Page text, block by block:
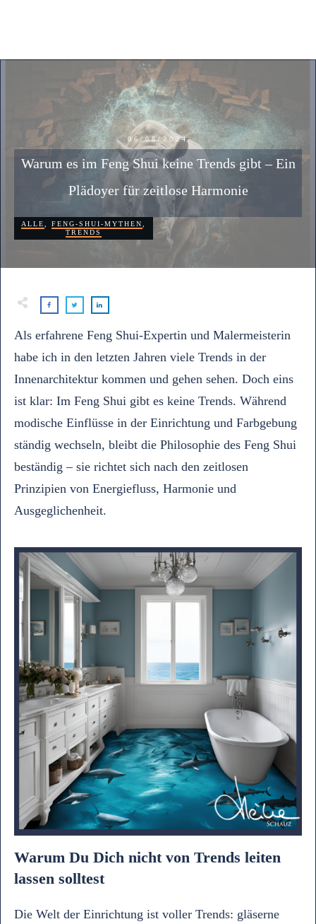
06/08/2024
Warum es im Feng Shui keine Trends gibt – Ein
Plädoyer für zeitlose Harmonie
ALLE FENG-SHUI-MYTHEN
TRENDS
Als erfahrene Feng Shui-Expertin und Malermeisterin
habe ich in den letzten Jahren viele Trends in der
Innenarchitektur kommen und gehen sehen. Doch eins
ist klar: Im Feng Shui gibt es keine Trends. Während
modische Einflüsse in der Einrichtung und Farbgebung
ständig wechseln, bleibt die Philosophie des Feng Shui
beständig – sie richtet sich nach den zeitlosen
Prinzipien von Energiefluss, Harmonie und
Ausgeglichenheit.
Warum Du Dich nicht von Trends leiten
lassen solltest
Die Welt der Einrichtung ist voller Trends: gläserne